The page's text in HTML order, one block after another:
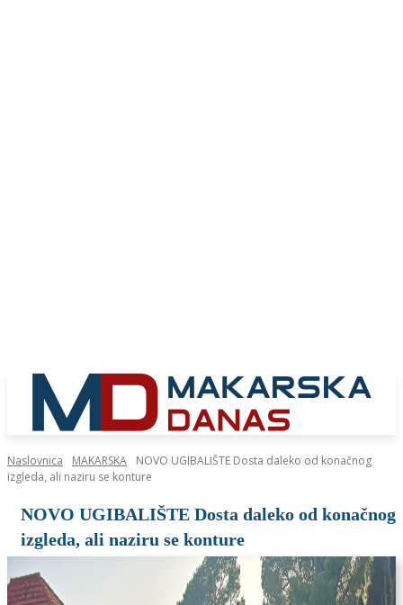
Naslovnica MAKARSKA
NOVO UGIBALIŠTE Dosta daleko od konačnog
izgleda, ali naziru se konture
NOVO UGIBALIŠTE Dosta daleko od konačnog
izgleda, ali naziru se konture